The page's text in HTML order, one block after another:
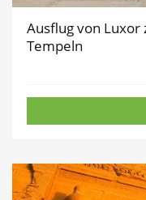
Ausflug von Luxor
Tempeln